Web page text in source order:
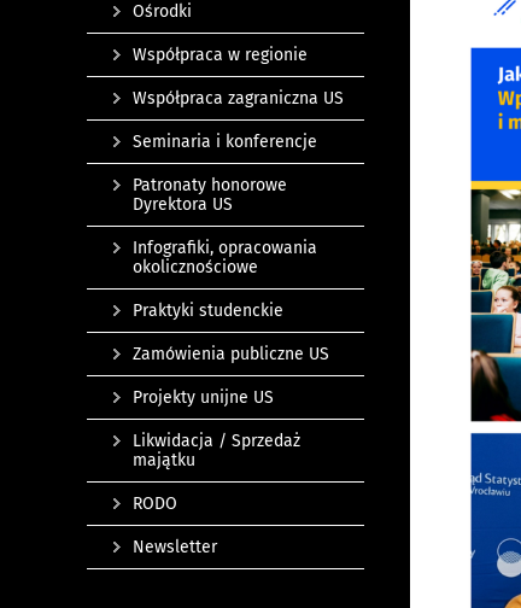
Ośrodki
Współpraca w regionie
Współpraca zagraniczna US
Seminaria i konferencje
Patronaty honorowe
Dyrektora US
Infografiki, opracowania
okolicznościowe
Praktyki studenckie
Zamówienia publiczne US
Projekty unijne US
Likwidacja / Sprzedaż
majątku
RODO
Newsletter